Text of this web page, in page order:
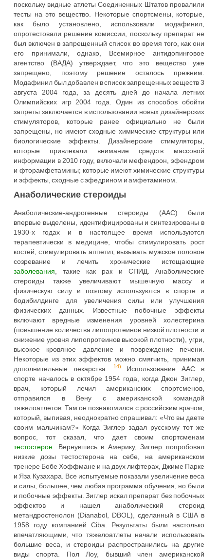
поскольку видные атлеты Соединенных Штатов провалили
тесты на это вещество. Некоторые спортсмены, которые,
как было установлено, использовали модафинил,
опротестовали решение комиссии, поскольку препарат не
был включен в запрещенный список во время того, как они
его принимали, однако, Всемирное антидопинговое
агентство (ВАДА) утверждает, что это вещество уже
запрещено, поэтому решение осталось прежним.
Модафинил был добавлен в список запрещенных веществ 3
августа 2004 года, за десять дней до начала летних
Олимпийских игр 2004 года. Один из способов обойти
запреты заключается в использовании новых дизайнерских
стимуляторов, которые ранее официально не были
запрещены, но имеют сходные химические структуры или
биологические эффекты. Дизайнерские стимуляторы,
которые привлекали внимание средств массовой
информации в 2010 году, включали мефендрон, эфендром
и фторамфетамины; которые имеют химические структуры
и эффекты, сходные с эфедрином и амфетамином.
Анаболические стероиды
Анаболические-андрогенные стероиды (ААС) были
впервые выделены, идентифицированы и синтезированы в
1930-х годах и в настоящее время используются
терапевтически в медицине, чтобы стимулировать рост
костей, стимулировать аппетит, вызывать мужское половое
созревание и лечить хронические истощающие
заболевания , такие как рак и СПИД. Анаболические
стероиды также увеличивают мышечную массу и
физическую силу и поэтому используются в спорте и
бодибилдинге для увеличения силы или улучшения
физических данных. Известные побочные эффекты
включают вредные изменения уровней холестерина
(повышение количества липопротеинов низкой плотности и
снижение уровня липопротеинов высокой плотности), угри,
высокое кровяное давление и повреждение печени.
Некоторые из этих эффектов можно смягчить, принимая
дополнительные лекарства.
14)
Использование ААС в
спорте началось в октябре 1954 года, когда Джон Зиглер,
врач, который лечил американских спортсменов,
отправился в Вену с американской командой
тяжелоатлетов. Там он познакомился с российским врачом,
который, выпивая, неоднократно спрашивал: «Что вы даете
своим мальчикам?» Когда Зиглер задал русскому тот же
вопрос, тот сказал, что дает своим спортсменам
тестостерон . Вернувшись в Америку, Зиглер попробовал
низкие дозы тестостерона на себе, на американском
тренере Бобе Хоффмане и на двух лифтерах, Джиме Парке
и Яза Кузахара. Все испытуемые показали увеличение веса
и силы, большее, чем любая программа обучения, но были
и побочные эффекты. Зиглер искал препарат без побочных
эффектов и нашел анаболический стероид
метандростенолон (Dianabol, DBOL), сделанный в США в
1958 году компанией Ciba. Результаты были настолько
впечатляющими, что тяжелоатлеты начали использовать
большие веса, и стероиды распространились на другие
виды спорта. Пол Лоу, бывший член американской